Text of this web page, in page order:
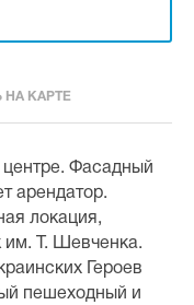
НА КАРТЕ
Фасадный
арендатор.
локация,
им. Т. Шевченка.
Героев
пешеходный и